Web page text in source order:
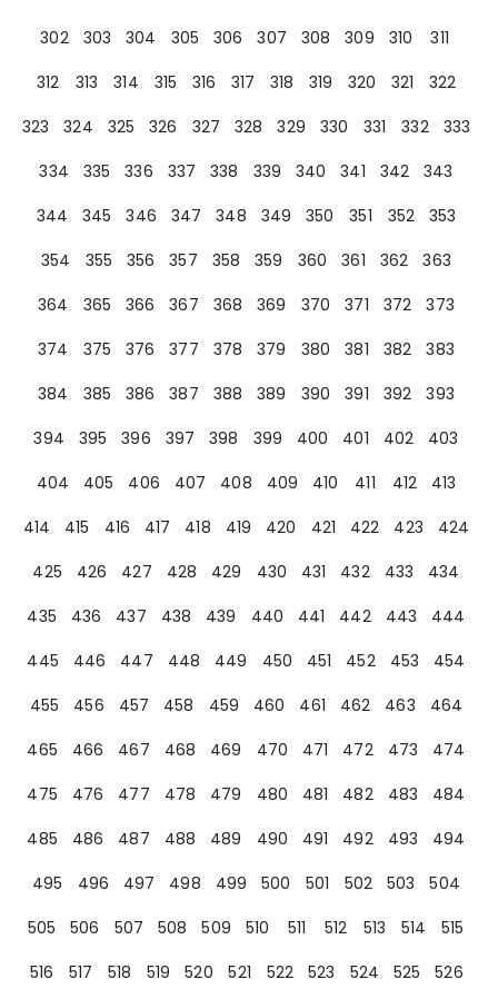
302
303 304 305 306 307 308 309 310
311
312
313 314 315 316 317 318 319 320 321
322
323
324 325 326 327 328 329 330 331 332
333
334
335 336 337 338 339 340 341 342
343
344
345 346 347 348 349 350 351 352
353
354
355 356 357 358 359 360 361 362
363
364
365 366 367 368 369 370 371 372
373
374
375 376 377 378 379 380 381 382
383
384
385 386 387 388 389 390 391 392
393
394
395 396 397 398 399 400 401 402
403
404
405 406 407 408 409 410 411 412
413
414
415 416 417 418 419 420 421 422 423
424
425
426 427 428 429 430 431 432 433
434
435
436 437 438 439 440 441 442 443
444
445
446 447 448 449 450 451 452 453
454
455
456 457 458 459 460 461 462 463
464
465
466 467 468 469 470 471 472 473
474
475
476 477 478 479 480 481 482 483
484
485
486 487 488 489 490 491 492 493
494
495
496 497 498 499 500 501 502 503
504
505
506 507 508 509 510 511 512 513 514
515
516
517 518 519 520 521 522 523 524 525
526